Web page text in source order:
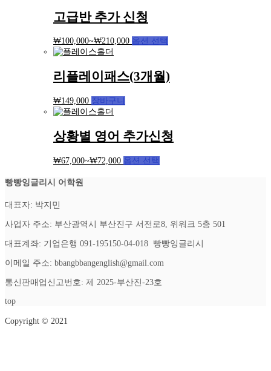
고급반 추가 신청
₩100,000~₩210,000 옵션 선택
리플레이패스(3개월)
₩149,000 장바구니
상황별 영어 추가신청
₩67,000~₩72,000 옵션 선택
빵빵잉글리시 어학원
대표자: 박지민
사업자 주소: 부산광역시 부산진구 서전로8, 위워크 5층 501
대표계좌: 기업은행 091-195150-04-018 빵빵잉글리시
이메일 주소: bbangbbangenglish@gmail.com
통신판매업신고번호: 제 2025-부산진-23호
top
Copyright © 2021